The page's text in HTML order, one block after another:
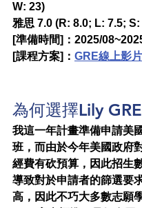
W: 23)
雅思 7.0 (R: 8.0; L: 7.5;
[準備時間]：2025/
[課程方案]： GRE線上影
為何選擇Lily
我這一年計畫準備申請美
班，而由於今年美國政府
經費有砍預算，因此招生
導致對於申請者的篩選要
高，因此不巧大多數志願